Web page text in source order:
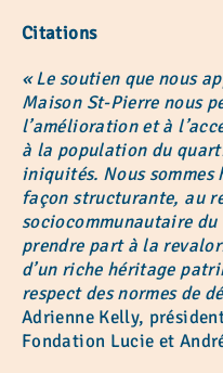
Citations
« Le soutien que nous
Maison St-Pierre nous
l’amélioration et à
à la population du
iniquités. Nous
façon structurante, au
sociocommunautaire
prendre part à la
d’un riche héritage
respect des normes de
Adrienne Kelly,
Fondation Lucie et